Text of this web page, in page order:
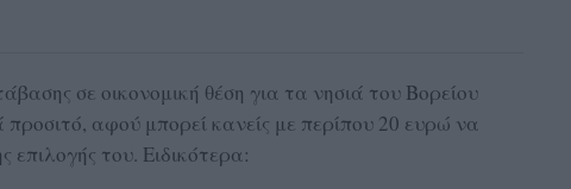
σε οικονομική θέση για τα νησιά του Βορείου
προσιτό, αφού μπορεί κανείς με περίπου 20 ευρώ να
επιλογής του. Ειδικότερα: